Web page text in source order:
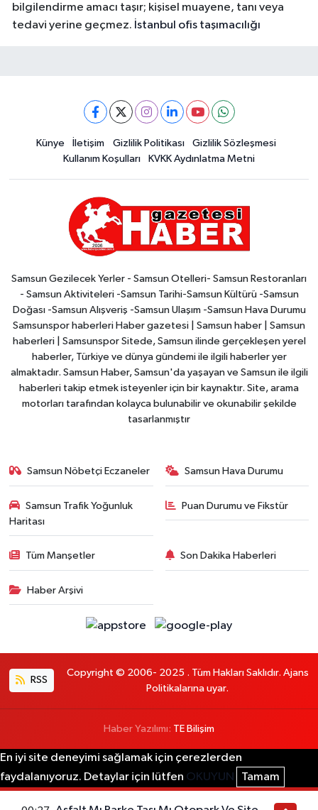
bilgilendirme amacı taşır; kişisel muayene, tanı veya
tedavi yerine geçmez. İstanbul ofis taşımacılığı
Künye İletişim Gizlilik Politikası
Gizlilik Sözleşmesi
Kullanım Koşulları
KVKK Aydınlatma Metni
Samsun Gezilecek Yerler - Samsun Otelleri- Samsun Restoranları
- Samsun Aktiviteleri -Samsun Tarihi-Samsun Kültürü -Samsun
Doğası -Samsun Alışveriş -Samsun Ulaşım -Samsun Hava Durumu
Samsunspor haberleri Haber gazetesi | Samsun haber | Samsun
haberleri | Samsunspor Sitede, Samsun ilinde gerçekleşen yerel
haberler, Türkiye ve dünya gündemi ile ilgili haberler yer
almaktadır. Samsun Haber, Samsun'da yaşayan ve Samsun ile ilgili
haberleri takip etmek isteyenler için bir kaynaktır. Site, arama
motorları tarafından kolayca bulunabilir ve okunabilir şekilde
tasarlanmıştır
Samsun Nöbetçi Eczaneler Samsun Hava Durumu
Samsun Trafik Yoğunluk
Haritası
Puan Durumu ve Fikstür
Tüm Manşetler Son Dakika Haberleri
Haber Arşivi
RSS
Copyright © 2006- 2025 . Tüm Hakları Saklıdır. Ajans
Politikalarına uyar.
Haber Yazılımı: TE Bilişim
En iyi site deneyimi sağlamak için çerezlerden
faydalanıyoruz. Detaylar için lütfen OKUYUN Tamam